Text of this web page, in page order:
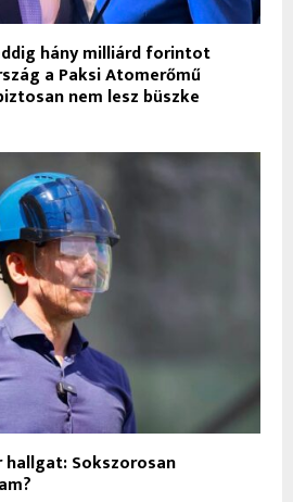
hány milliárd forintot
a Paksi Atomerőmű
nem lesz büszke
Sokszorosan